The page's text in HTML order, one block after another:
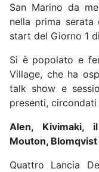
San Marino da
nella prima
start del Giorno 1
Si è popolato e
Village, che ha
talk show e
presenti,
Alen, Kivimaki,
Mouton,
Quattro Lancia